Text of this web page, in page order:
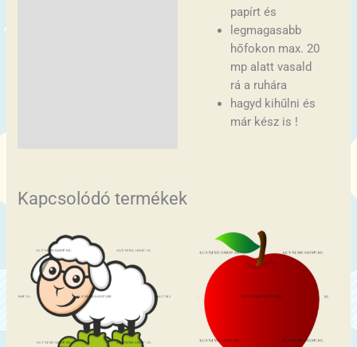
papírt és
legmagasabb
hőfokon max. 20
mp alatt vasald
rá a ruhára
hagyd kihűlni és
már kész is !
Kapcsolódó termékek